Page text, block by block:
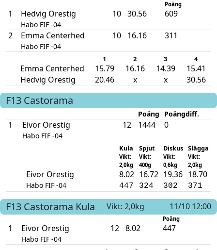
Poäng
1 Hedvig Orestig
Habo FIF -04
10 30.56 609
2 Emma Centerhed
Habo FIF -04
10 16.16 311
1 2 3 4
Emma Centerhed 15.79 16.16 14.39
15.41
Hedvig Orestig
20.46 x x 30.56
F13 Castorama
Poäng Poängdiff.
1 Eivor Orestig
Habo FIF -04
12 1444 0
Kula
Vikt:
2,0kg
Spjut
Vikt:
400g
Diskus
Vikt:
0,6kg
Slägga
Vikt:
2,0kg
Eivor Orestig
Habo FIF -04
8.02
447
16.72
324
19.36
302
18.70
371
F13 Castorama Kula Vikt: 2,0kg 11/10 12:00
Poäng
1 Eivor Orestig
Habo FIF -04
12 8.02 447